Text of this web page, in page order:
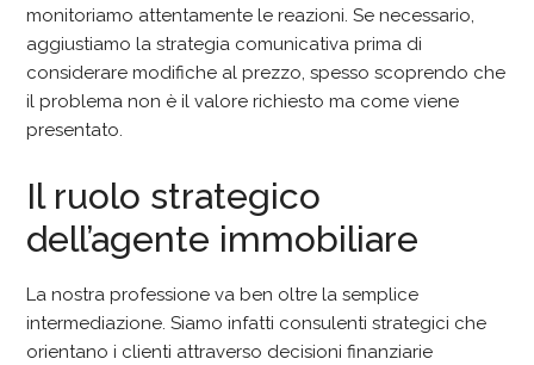
monitoriamo attentamente le reazioni. Se necessario,
aggiustiamo la strategia comunicativa prima di
considerare modifiche al prezzo, spesso scoprendo che
il problema non è il valore richiesto ma come viene
presentato.
Il ruolo strategico
dell’agente immobiliare
La nostra professione va ben oltre la semplice
intermediazione. Siamo infatti consulenti strategici che
orientano i clienti attraverso decisioni finanziarie